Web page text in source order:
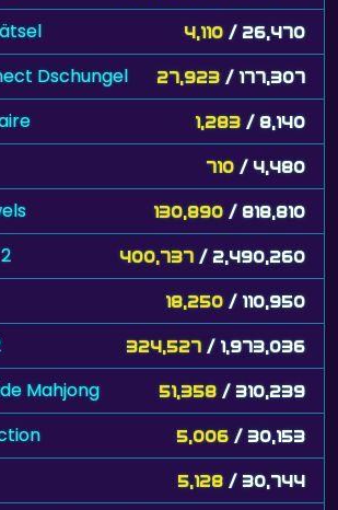
4,110 / 26,470
Dschungel 27,923 / 177,307
1,283 / 8,140
710 / 4,480
130,890 / 818,810
400,737 / 2,490,260
18,250 / 110,950
324,527 / 1,973,036
Mahjong 51,358 / 310,239
5,006 / 30,153
5,128 / 30,744